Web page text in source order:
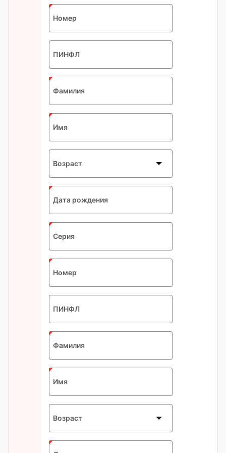
Номер
ПИНФЛ
Фамилия
Имя
Возраст
Дата рождения
Expected
format:
DD.MM.YYYY
Серия
Номер
ПИНФЛ
Фамилия
Имя
Возраст
Expected